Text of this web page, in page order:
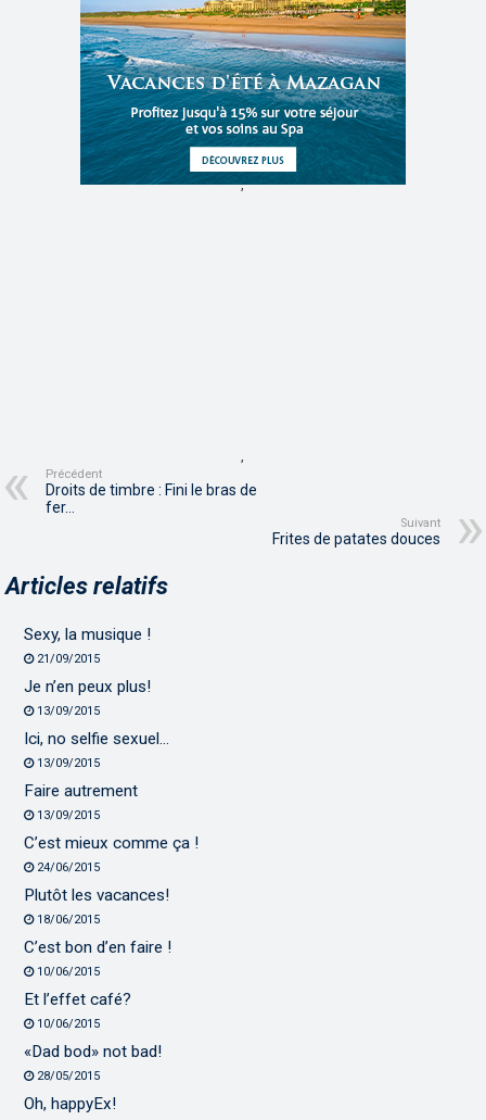
,
,
Précédent
Droits de timbre : Fini le bras de
fer…
Suivant
Frites de patates douces
Articles relatifs
Sexy, la musique !
21/09/2015
Je n’en peux plus!
13/09/2015
Ici, no selfie sexuel…
13/09/2015
Faire autrement
13/09/2015
C’est mieux comme ça !
24/06/2015
Plutôt les vacances!
18/06/2015
C’est bon d’en faire !
10/06/2015
Et l’effet café?
10/06/2015
«Dad bod» not bad!
28/05/2015
Oh, happyEx!